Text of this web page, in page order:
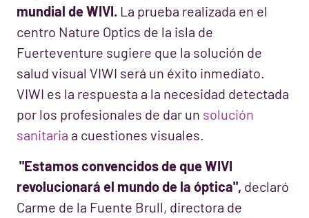
mundial de WIVI. La prueba realizada en el
centro Nature Optics de la isla de
Fuerteventure sugiere que la solución de
salud visual VIWI será un éxito inmediato.
VIWI es la respuesta a la necesidad detectada
por los profesionales de dar un solución
sanitaria a cuestiones visuales.
"Estamos convencidos de que WIVI
revolucionará el mundo de la óptica", declaró
Carme de la Fuente Brull, directora de